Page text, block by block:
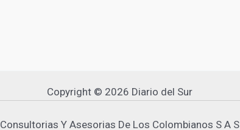
Copyright © 2026 Diario del Sur
Consultorias Y Asesorias De Los Colombianos S A S